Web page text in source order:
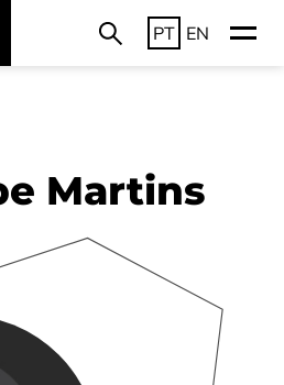
PT EN
Martins